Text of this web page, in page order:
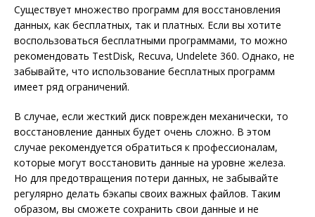
Существует множество программ для восстановления
данных, как бесплатных, так и платных. Если вы хотите
воспользоваться бесплатными программами, то можно
рекомендовать TestDisk, Recuva, Undelete 360. Однако, не
забывайте, что использование бесплатных программ
имеет ряд ограничений.
В случае, если жесткий диск поврежден механически, то
восстановление данных будет очень сложно. В этом
случае рекомендуется обратиться к профессионалам,
которые могут восстановить данные на уровне железа.
Но для предотвращения потери данных, не забывайте
регулярно делать бэкапы своих важных файлов. Таким
образом, вы сможете сохранить свои данные и не